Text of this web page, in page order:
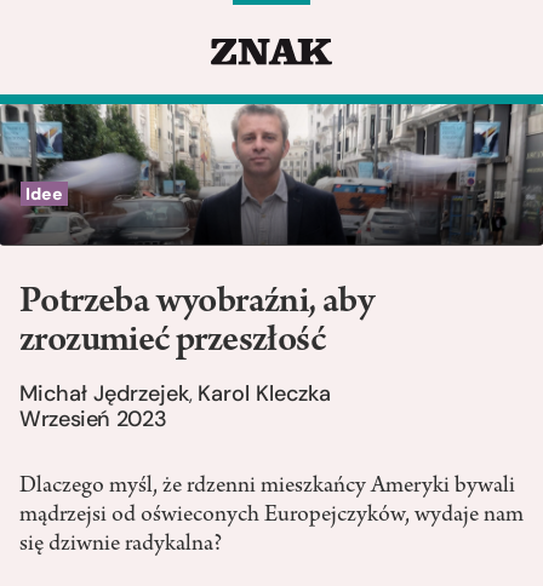
Idee
Potrzeba wyobraźni, aby
zrozumieć przeszłość
Michał Jędrzejek, Karol Kleczka
Wrzesień 2023
Dlaczego myśl, że rdzenni mieszkańcy Ameryki bywali
mądrzejsi od oświeconych Europejczyków, wydaje nam
się dziwnie radykalna?